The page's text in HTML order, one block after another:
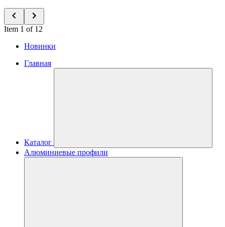
Item 1 of 12
Новинки
Главная
Каталог
Алюминиевые профили